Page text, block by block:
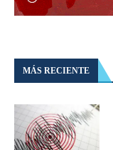
MÁS RECIENTE